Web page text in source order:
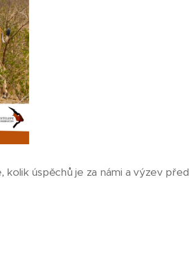
úspěchů je za námi a výzev před